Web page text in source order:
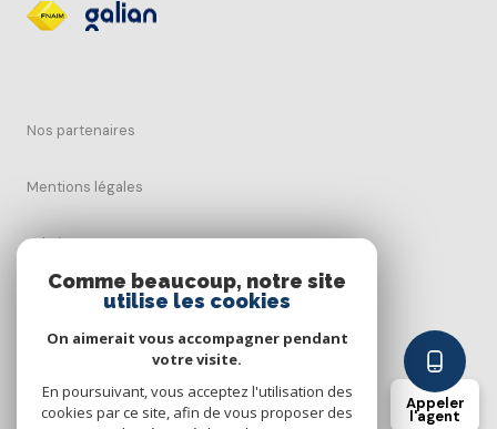
Appeler
l'agent
Nos partenaires
Mentions légales
Admin
Nos honoraires
Cookies
Comme beaucoup, notre site
utilise les cookies
On aimerait vous accompagner pendant
votre visite.
En poursuivant, vous acceptez l'utilisation des
cookies par ce site, afin de vous proposer des